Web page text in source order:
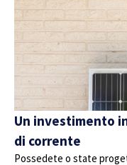
Un investimento
di corrente
Possedete o state